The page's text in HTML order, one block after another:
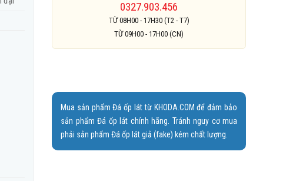
0327.903.456
TỪ 08H00 - 17H30 (T2 - T7)
TỪ 09H00 - 17H00 (CN)
Mua sản phẩm Đá ốp lát từ KHODA.COM để đảm bảo
sản phẩm Đá ốp lát chính hãng. Tránh nguy cơ mua
phải sản phẩm Đá ốp lát giả (fake) kém chất lượng.